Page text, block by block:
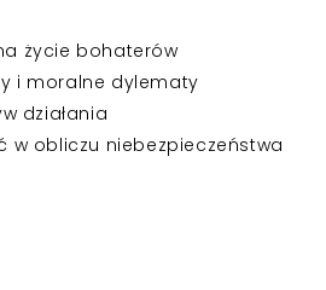
życie bohaterów
i moralne dylematy
działania
w obliczu niebezpieczeństwa